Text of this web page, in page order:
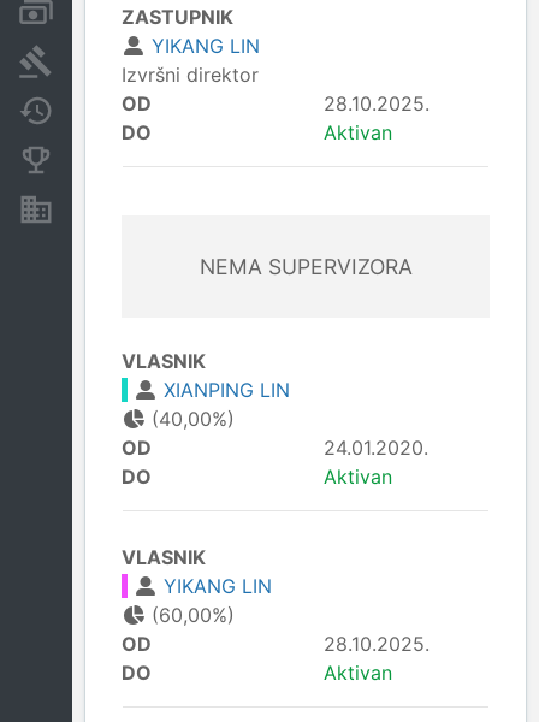
Računi i blokade
Arhiva sudskih objava
Promjene
ZASTUPNIK
YIKANG LIN
Izvršni direktor
OD
28.10.2025.
DO
Aktivan
NEMA SUPERVIZORA
VLASNIK
XIANPING LIN
(40,00%)
OD
24.01.2020.
DO
Aktivan
VLASNIK
YIKANG LIN
(60,00%)
OD
28.10.2025.
DO
Aktivan